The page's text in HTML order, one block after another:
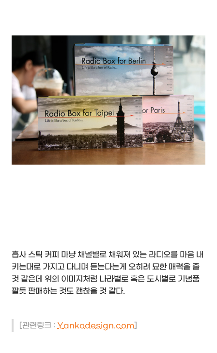
흡사 스틱 커피 마냥 채널별로 채워져 있는 라디오를 마음 내
키는대로 가지고 다니며 듣는다는게 오히려 묘한 매력을 줄
것 같은데 위의 이미지처럼 나라별로 혹은 도시별로 기념품
팔듯 판매하는 것도 괜찮을 것 같다.
[관련링크 : Yankodesign.com]